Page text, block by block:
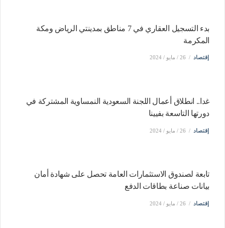
بدء التسجيل العقاري في 7 مناطق بمدينتي الرياض ومكة
المكرمة
إقتصاد 26 / مايو / 2024
غدا.. انطلاق أعمال اللجنة السعودية النمساوية المشتركة في
دورتها التاسعة بفيينا
إقتصاد 26 / مايو / 2024
تابعة لصندوق الاستثمارات العامة تحصل على شهادة أمان
بيانات صناعة بطاقات الدفع
إقتصاد 26 / مايو / 2024